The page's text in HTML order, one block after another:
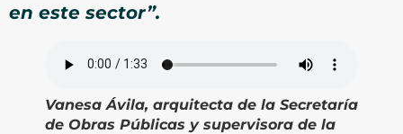
en este sector”.
Vanesa Ávila, arquitecta de la Secretaría
de Obras Públicas y supervisora de la